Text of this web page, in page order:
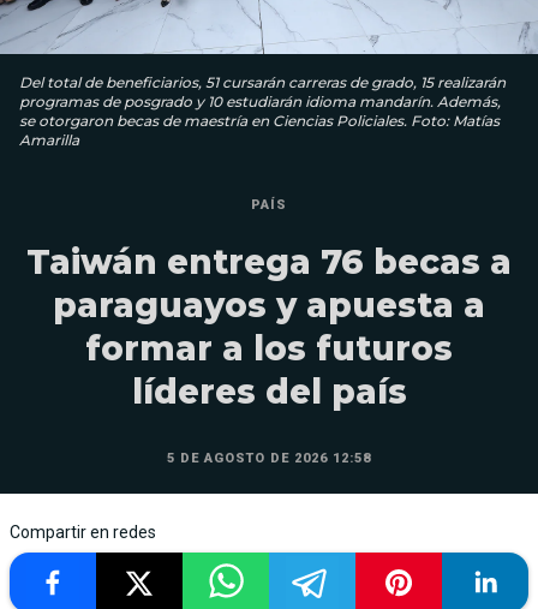
Del total de beneficiarios, 51 cursarán carreras de grado, 15 realizarán
programas de posgrado y 10 estudiarán idioma mandarín. Además,
se otorgaron becas de maestría en Ciencias Policiales. Foto: Matías
Amarilla
PAÍS
Taiwán entrega 76 becas a
paraguayos y apuesta a
formar a los futuros
líderes del país
5 DE AGOSTO DE 2026 12:58
Compartir en redes